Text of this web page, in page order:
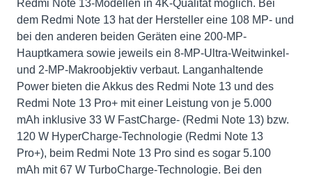
Redmi Note 13-Modellen in 4K-Qualität möglich. Bei
dem Redmi Note 13 hat der Hersteller eine 108 MP- und
bei den anderen beiden Geräten eine 200-MP-
Hauptkamera sowie jeweils ein 8-MP-Ultra-Weitwinkel-
und 2-MP-Makroobjektiv verbaut. Langanhaltende
Power bieten die Akkus des Redmi Note 13 und des
Redmi Note 13 Pro+ mit einer Leistung von je 5.000
mAh inklusive 33 W FastCharge- (Redmi Note 13) bzw.
120 W HyperCharge-Technologie (Redmi Note 13
Pro+), beim Redmi Note 13 Pro sind es sogar 5.100
mAh mit 67 W TurboCharge-Technologie. Bei den